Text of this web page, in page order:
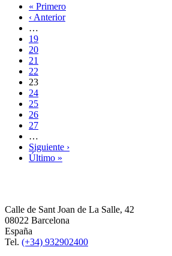
« Primero
‹ Anterior
…
19
20
21
22
23
24
25
26
27
…
Siguiente ›
Último »
Calle de Sant Joan de La Salle, 42
08022 Barcelona
España
Tel. (+34) 932902400